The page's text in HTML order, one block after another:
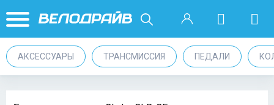
АКСЕССУАРЫ ТРАНСМИССИЯ ПЕДАЛИ